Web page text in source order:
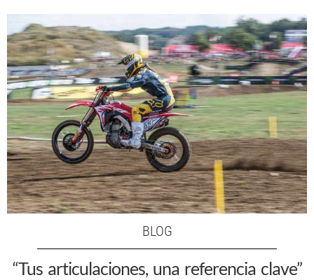
BLOG
“Tus articulaciones, una referencia clave”